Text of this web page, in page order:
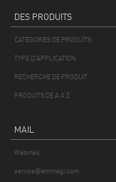
DES PRODUITS
CATÉGORIES DE PRODUITS
TYPE D'APPLICATION
RECHERCHE DE PRODUIT
PRODUITS DE A À Z
MAIL
Webmail
service@emmegi.com